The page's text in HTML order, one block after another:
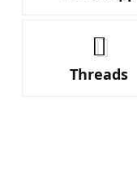
Threads